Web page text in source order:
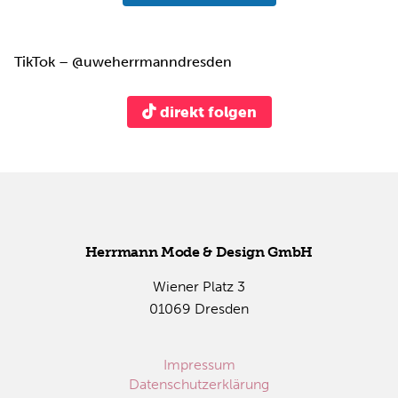
TikTok – @uweherrmanndresden
direkt folgen
Herr­mann Mode & De­sign GmbH
Wie­ner Platz 3
01069 Dres­den
Impressum
Datenschutzerklärung